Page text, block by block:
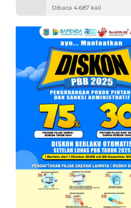
Unpam
Dibaca 4.687 kali